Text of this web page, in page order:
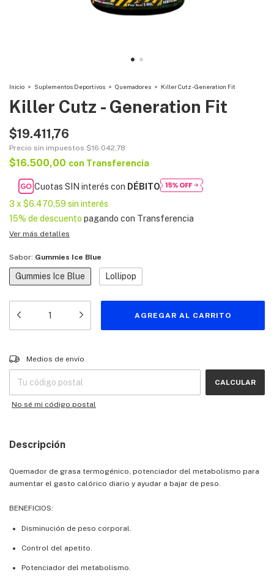
Inicio > Suplementos Deportivos > Quemadores > Killer Cutz - Generation Fit
Killer Cutz - Generation Fit
$19.411,76
Precio sin impuestos $16.042,78
$16.500,00 con Transferencia
Cuotas SIN interés con DÉBITO
3 x $6.470,59 sin interés
15% de descuento pagando con Transferencia
Ver más detalles
Sabor: Gummies Ice Blue
Gummies Ice Blue Lollipop
Entregas para el CP:
Medios de envío
CALCULAR
No sé mi código postal
Descripción
Quemador de grasa termogénico, potenciador del metabolismo para
aumentar el gasto calórico diario y ayudar a bajar de peso.
BENEFICIOS:
Disminución de peso corporal.
Control del apetito.
Potenciador del metabolismo.